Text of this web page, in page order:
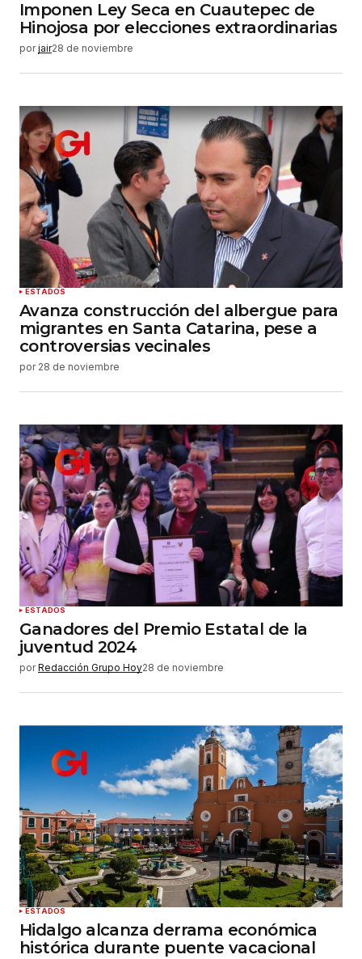
Imponen Ley Seca en Cuautepec de
Hinojosa por elecciones extraordinarias
por jair28 de noviembre
ESTADOS
Avanza construcción del albergue para
migrantes en Santa Catarina, pese a
controversias vecinales
por 28 de noviembre
ESTADOS
Ganadores del Premio Estatal de la
juventud 2024
por Redacción Grupo Hoy28 de noviembre
ESTADOS
Hidalgo alcanza derrama económica
histórica durante puente vacacional